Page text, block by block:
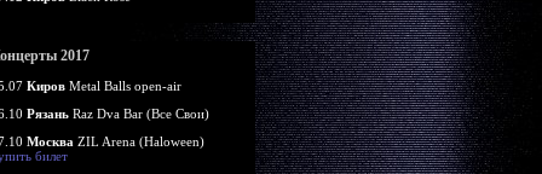
2017
Киров Metal Balls open-air
Рязань Raz Dva Bar (Все Свои)
Москва ZIL Arena (Haloween)
билет